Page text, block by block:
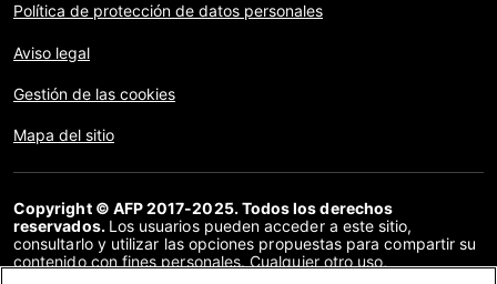
Política de protección de datos personales
Aviso legal
Gestión de las cookies
Mapa del sitio
Copyright © AFP 2017-2025. Todos los derechos
reservados. Los usuarios pueden acceder a este sitio,
consultarlo y utilizar las opciones propuestas para compartir su
contenido con fines personales. Cualquier otro uso,